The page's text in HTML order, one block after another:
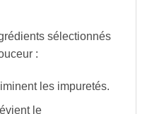
sélectionnés
:
les impuretés.
le